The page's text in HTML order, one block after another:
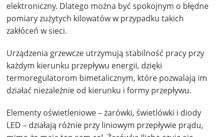
elektroniczny. Dlatego można być spokojnym o błędne
pomiary zużytych kilowatów w przypadku takich
zakłóceń w sieci.
Urządzenia grzewcze utrzymują stabilność pracy przy
każdym kierunku przepływu energii, dzięki
termoregulatorom bimetalicznym, które pozwalają im
działać niezależnie od kierunku i formy przepływu.
Elementy oświetleniowe – żarówki, świetlówki i diody
LED – działają różnie przy liniowym przepływie prądu,